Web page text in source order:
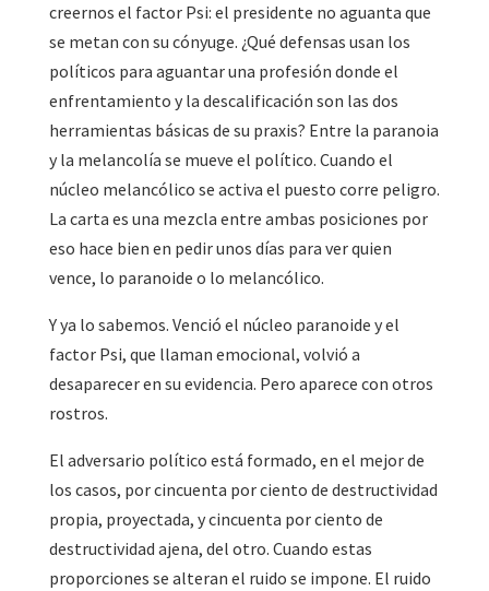
creernos el factor Psi: el presidente no aguanta que
se metan con su cónyuge. ¿Qué defensas usan los
políticos para aguantar una profesión donde el
enfrentamiento y la descalificación son las dos
herramientas básicas de su praxis? Entre la paranoia
y la melancolía se mueve el político. Cuando el
núcleo melancólico se activa el puesto corre peligro.
La carta es una mezcla entre ambas posiciones por
eso hace bien en pedir unos días para ver quien
vence, lo paranoide o lo melancólico.
Y ya lo sabemos. Venció el núcleo paranoide y el
factor Psi, que llaman emocional, volvió a
desaparecer en su evidencia. Pero aparece con otros
rostros.
El adversario político está formado, en el mejor de
los casos, por cincuenta por ciento de destructividad
propia, proyectada, y cincuenta por ciento de
destructividad ajena, del otro. Cuando estas
proporciones se alteran el ruido se impone. El ruido